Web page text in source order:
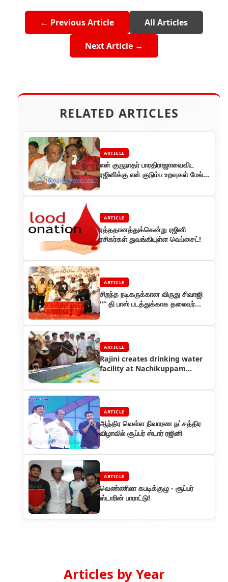
← Previous Article All Articles
Next Article →
RELATED ARTICLES
ARTICLE
என் குருநாதர் பாரதிராஜாவைவிட
ரஜினிக்கு என் குடும்ப உறவுகள் மேல்
மணிவண்ணன
ARTICLE
ரத்ததானத்துக்கென்று ரஜினி
ரசிகர்கள் துவங்கியுள்ள வெப்சைட்!
ARTICLE
சிறந்த நடிகருக்கான விருது சிவாஜி
"“ தி பாஸ் படத்துக்காக தலைவர்
ARTICLE
Rajini creates drinking water
facility at Nachikuppam
ARTICLE
ஆந்திர வெள்ள நிவாரண நட்சத்திர
விழாவில் சூப்பர் ஸ்டார் ரஜினி
ARTICLE
வெண்ணிலா கபடிக்குழு - சூப்பர்
ஸ்டாரின் பாராட்டு!
Articles by Year